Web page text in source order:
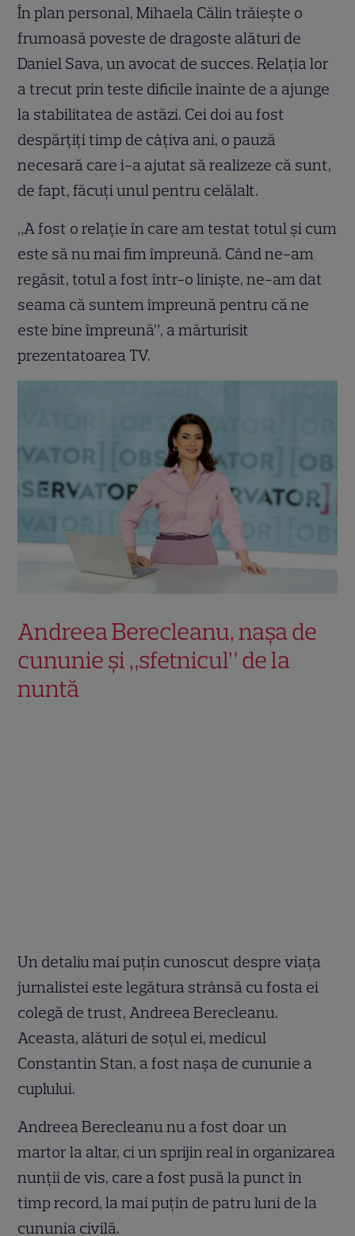
În plan personal, Mihaela Călin trăiește o
frumoasă poveste de dragoste alături de
Daniel Sava, un avocat de succes. Relația lor
a trecut prin teste dificile înainte de a ajunge
la stabilitatea de astăzi. Cei doi au fost
despărțiți timp de câțiva ani, o pauză
necesară care i-a ajutat să realizeze că sunt,
de fapt, făcuți unul pentru celălalt.
„A fost o relaţie în care am testat totul şi cum
este să nu mai fim împreună. Când ne-am
regăsit, totul a fost într-o linişte, ne-am dat
seama că suntem împreună pentru că ne
este bine împreună”, a mărturisit
prezentatoarea TV.
Andreea Berecleanu, nașa de
cununie și „sfetnicul” de la
nuntă
Un detaliu mai puțin cunoscut despre viața
jurnalistei este legătura strânsă cu fosta ei
colegă de trust, Andreea Berecleanu.
Aceasta, alături de soțul ei, medicul
Constantin Stan, a fost nașa de cununie a
cuplului.
Andreea Berecleanu nu a fost doar un
martor la altar, ci un sprijin real în organizarea
nunții de vis, care a fost pusă la punct în
timp record, la mai puțin de patru luni de la
cununia civilă.